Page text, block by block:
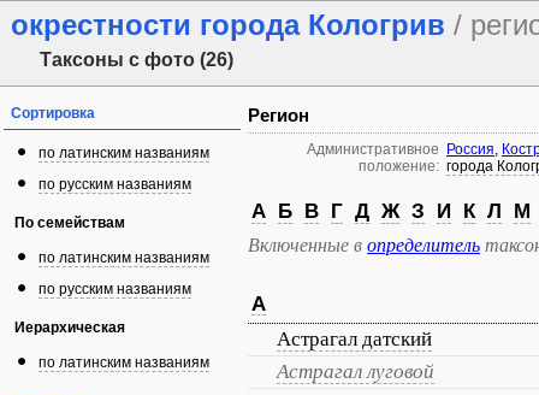
окрестности города Кологрив /
Таксоны с фото (26)
Сортировка
по латинским названиям
по русским названиям
По семействам
по латинским названиям
по русским названиям
Иерархическая
по латинским названиям
Регион
Административное
положение:
Россия,
города
А Б В Г Д Ж З И К Л М
Включенные в определитель
А
Астрагал датский
Астрагал луговой